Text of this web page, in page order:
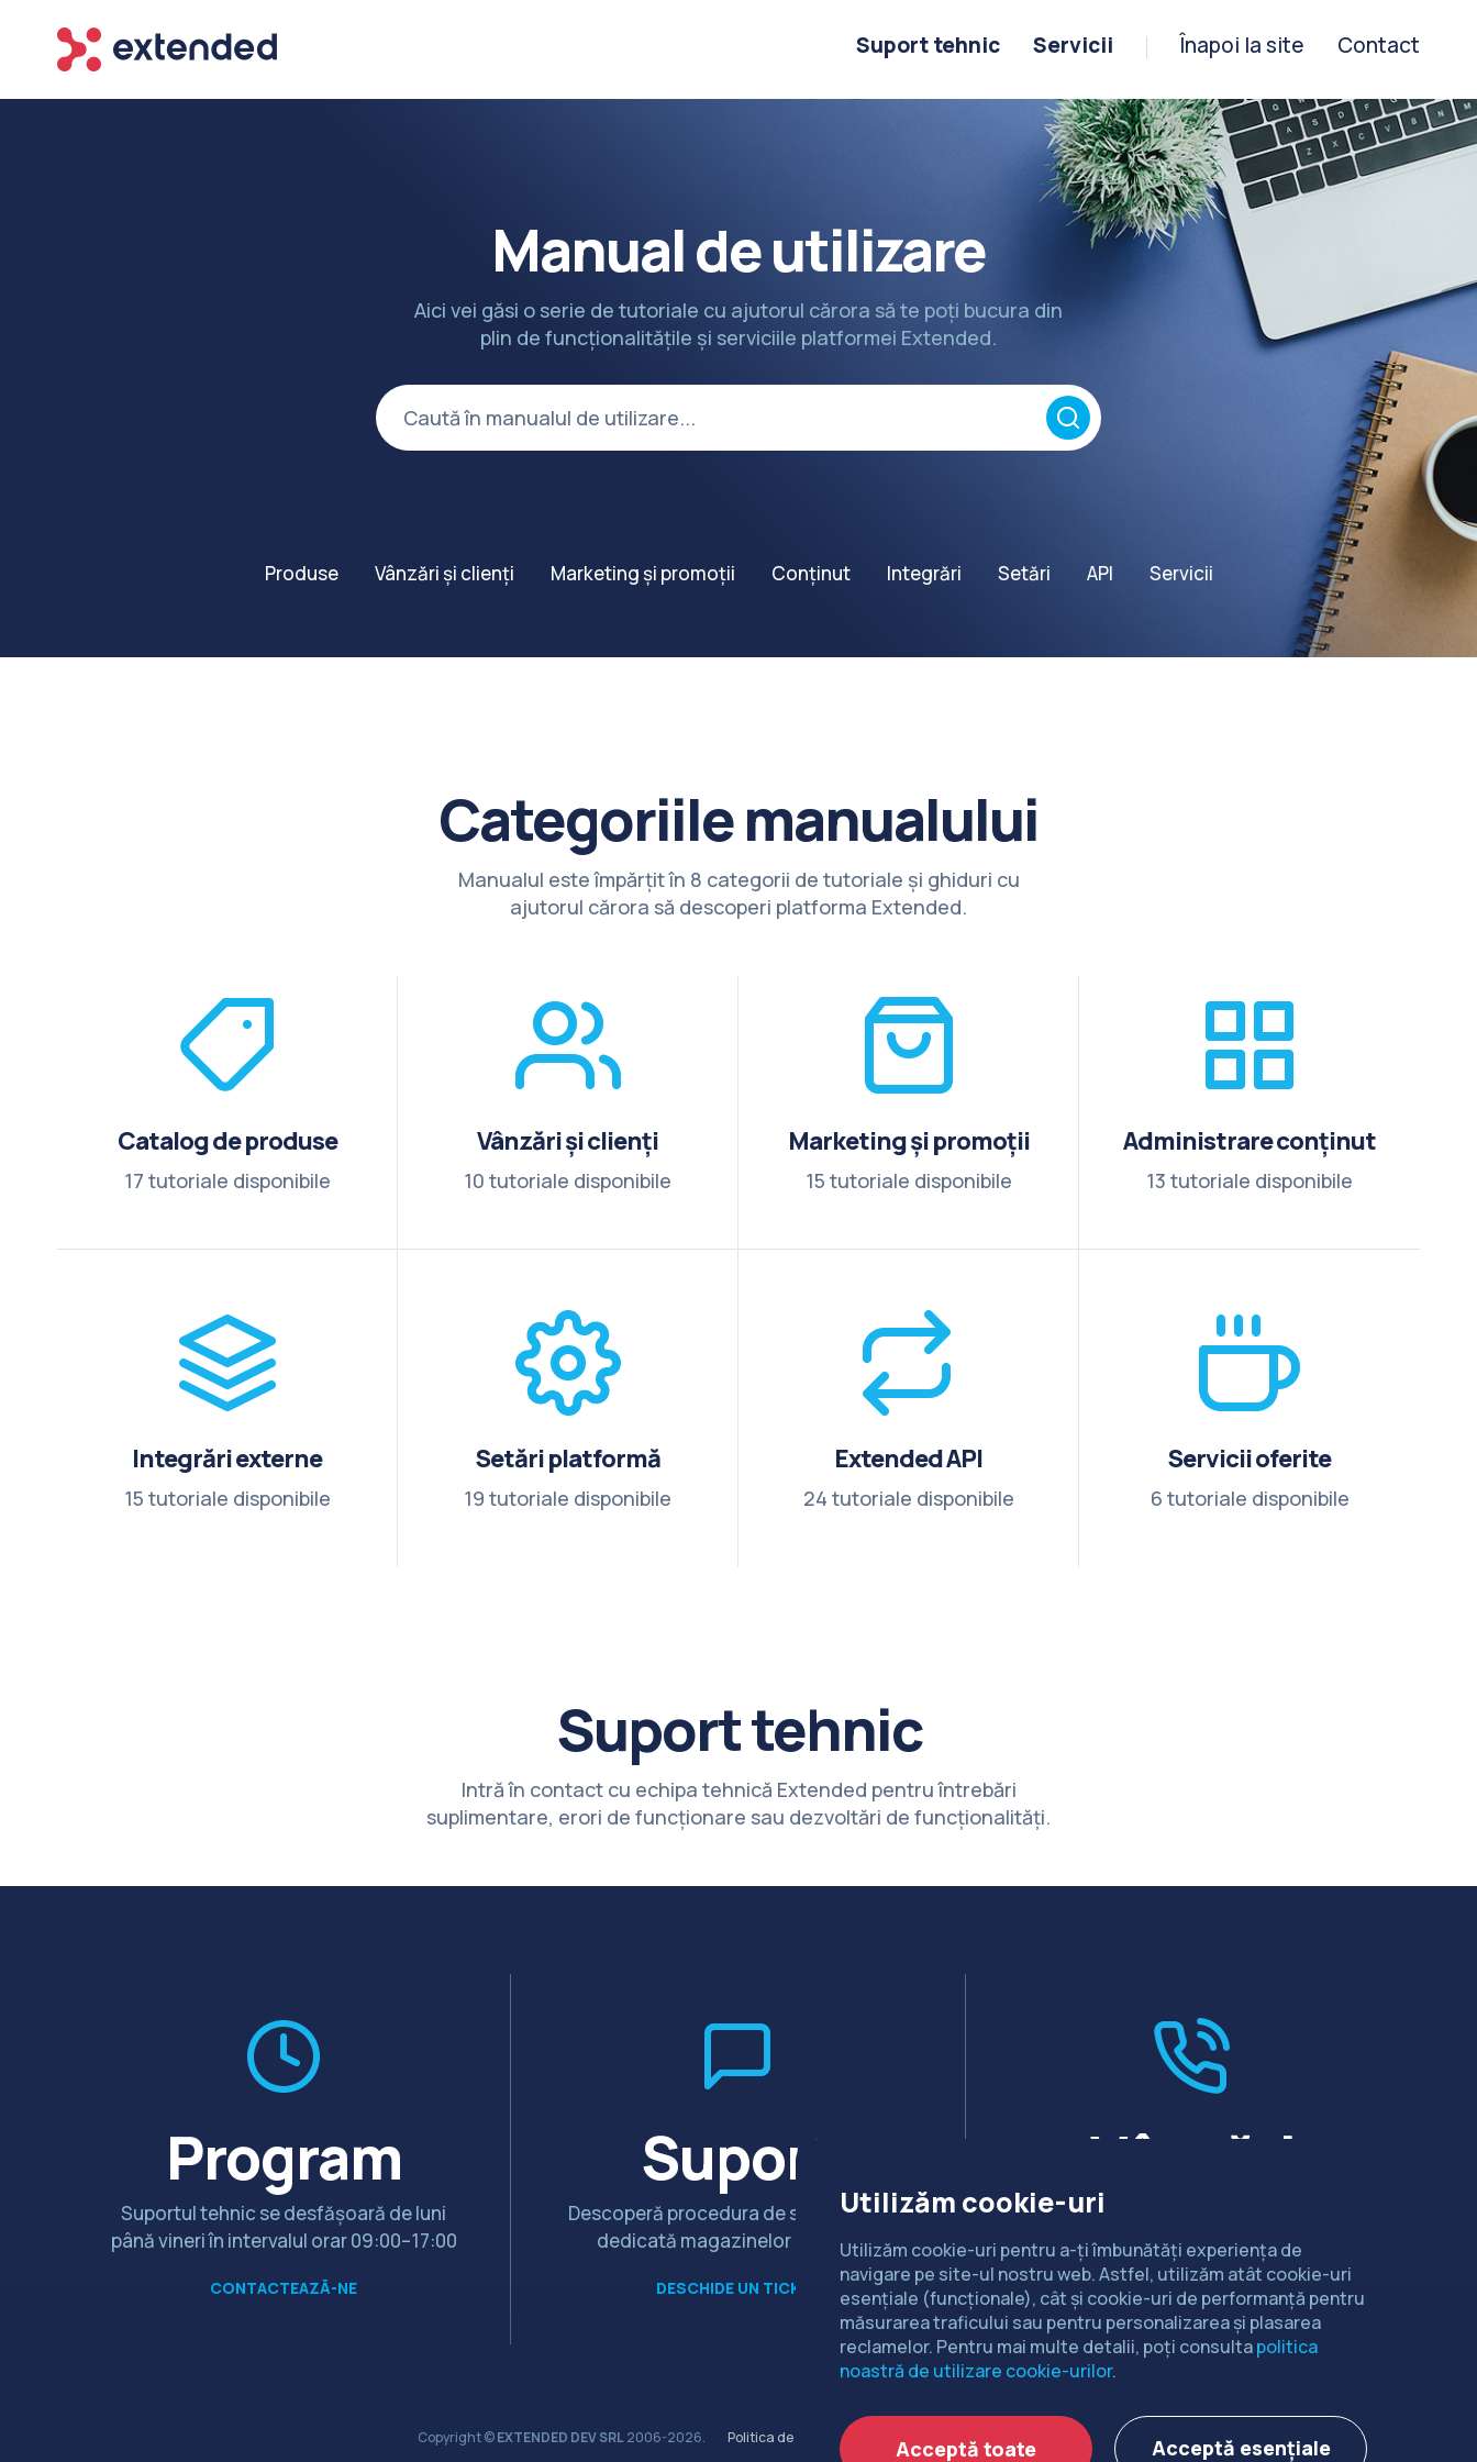
Înapoi la site Contact
Suport tehnic Servicii
Manual de utilizare
Aici vei găsi o serie de tutoriale cu ajutorul cărora să te poți bucura din
plin de funcționalitățile și serviciile platformei Extended.
Produse Vânzări și clienți Marketing și promoții Conținut Integrări Setări API Servicii
Categoriile manualului
Manualul este împărțit în 8 categorii de tutoriale și ghiduri cu
ajutorul cărora să descoperi platforma Extended.
Catalog de produse
17 tutoriale disponibile
Vânzări și clienți
10 tutoriale disponibile
Marketing și promoții
15 tutoriale disponibile
Administrare conținut
13 tutoriale disponibile
Integrări externe
15 tutoriale disponibile
Setări platformă
19 tutoriale disponibile
Extended API
24 tutoriale disponibile
Servicii oferite
6 tutoriale disponibile
Suport tehnic
Intră în contact cu echipa tehnică Extended pentru întrebări
suplimentare, erori de funcționare sau dezvoltări de funcționalități.
Program
Suportul tehnic se desfășoară de luni
până vineri în intervalul orar 09:00–17:00
CONTACTEAZĂ-NE
Suport
Descoperă procedura de suport tehnic
dedicată magazinelor Extended
DESCHIDE UN TICKET
Vânzări
Dorești să intri în contact cu
departamentul de relații comerciale?
CONTACTEAZĂ-NE
Copyright ©EXTENDED DEV SRL2006-2026. Politica de cookie-uri Politica de confidențialitate
Utilizăm cookie-uri
Utilizăm cookie-uri pentru a-ți îmbunătăți experiența de
navigare pe site-ul nostru web. Astfel, utilizăm atât cookie-uri
esențiale (funcționale), cât și cookie-uri de performanță pentru
măsurarea traficului sau pentru personalizarea și plasarea
reclamelor. Pentru mai multe detalii, poți consultapolitica
noastră de utilizare cookie-urilor.
Acceptă toate Acceptă esențiale